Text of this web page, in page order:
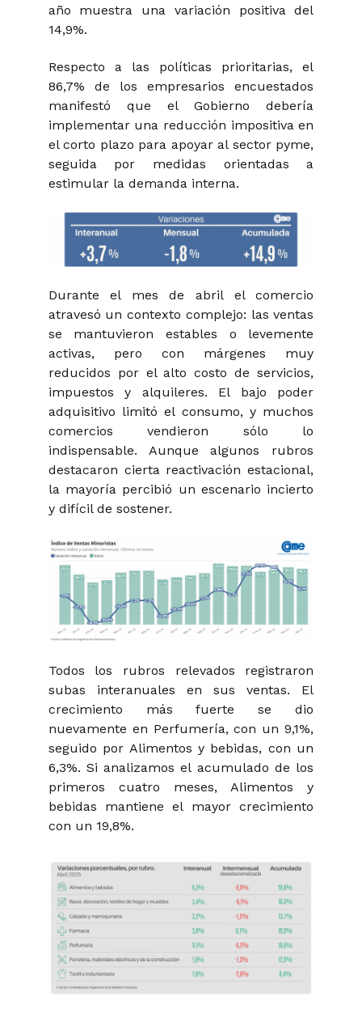
año muestra una variación positiva del
14,9%.
Respecto a las políticas prioritarias, el
86,7% de los empresarios encuestados
manifestó que el Gobierno debería
implementar una reducción impositiva en
el corto plazo para apoyar al sector pyme,
seguida por medidas orientadas a
estimular la demanda interna.
Durante el mes de abril el comercio
atravesó un contexto complejo: las ventas
se mantuvieron estables o levemente
activas, pero con márgenes muy
reducidos por el alto costo de servicios,
impuestos y alquileres. El bajo poder
adquisitivo limitó el consumo, y muchos
comercios vendieron sólo lo
indispensable. Aunque algunos rubros
destacaron cierta reactivación estacional,
la mayoría percibió un escenario incierto
y difícil de sostener.
Todos los rubros relevados registraron
subas interanuales en sus ventas. El
crecimiento más fuerte se dio
nuevamente en Perfumería, con un 9,1%,
seguido por Alimentos y bebidas, con un
6,3%. Si analizamos el acumulado de los
primeros cuatro meses, Alimentos y
bebidas mantiene el mayor crecimiento
con un 19,8%.